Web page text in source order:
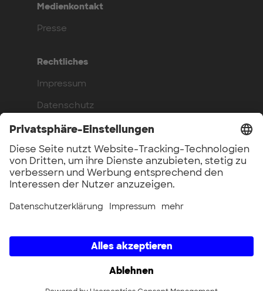
Medienkontakt
Presse
Rechtliches
Impressum
Datenschutz
Compliance
Arbeite bei uns
Benefits
Offene Stellen
UnternehmerTUM GmbH × UnternehmerTUM Projekt GmbH ×
Unternehmertum Venture Capital Partners GmbH ×
UnternehmerTUM MakerSpace GmbH × Munich Urban Colab
GmbH × UnternehmerTUM Industrial Innovators LEC GmbH